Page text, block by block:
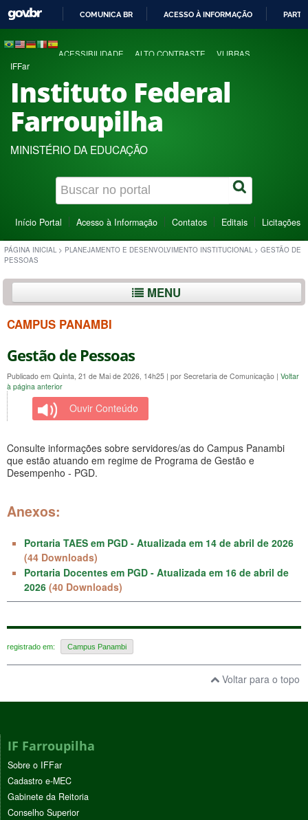
COMUNICA BR ACESSO À INFORMAÇÃO
ACESSIBILIDADE ALTO CONTRASTE VLIBRAS
IFFar
Instituto Federal
Farroupilha
MINISTÉRIO DA EDUCAÇÃO
Início Portal Acesso à Informação Contatos Editais Licitações
PÁGINA INICIAL > PLANEJAMENTO E DESENVOLVIMENTO INSTITUCIONAL > GESTÃO DE
PESSOAS
MENU
CAMPUS PANAMBI
Gestão de Pessoas
Publicado em Quinta, 21 de Mai de 2026, 14h25 | por Secretaria de Comunicação | Voltar
à página anterior
Ouvir Conteúdo
Consulte informações sobre servidores/as do Campus Panambi
que estão atuando em regime de Programa de Gestão e
Desempenho - PGD.
Anexos:
Portaria TAES em PGD - Atualizada em 14 de abril de 2026
(44 Downloads)
Portaria Docentes em PGD - Atualizada em 16 de abril de
2026 (40 Downloads)
registrado em: Campus Panambi
Voltar para o topo
IF Farroupilha
Sobre o IFFar
Cadastro e-MEC
Gabinete da Reitoria
Conselho Superior